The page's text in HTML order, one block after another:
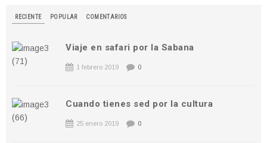
RECIENTE POPULAR COMENTARIOS
Viaje en safari por la Sabana
1 febrero 2019 0
Cuando tienes sed por la cultura
25 enero 2019 0